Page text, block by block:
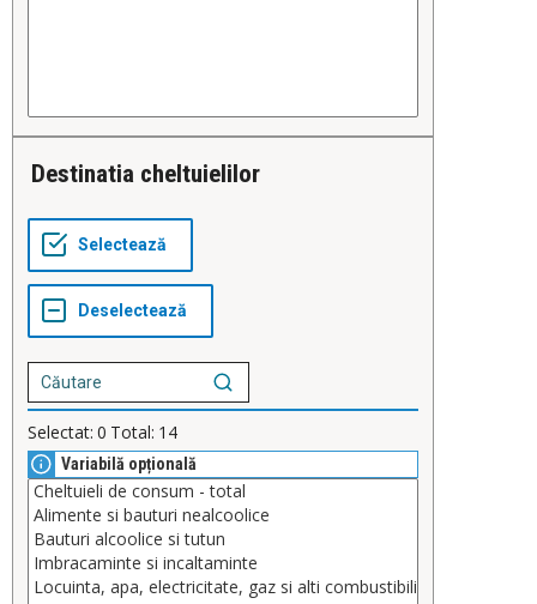
Destinatia cheltuielilor
Selectat: 0 Total: 14
Variabilă opțională